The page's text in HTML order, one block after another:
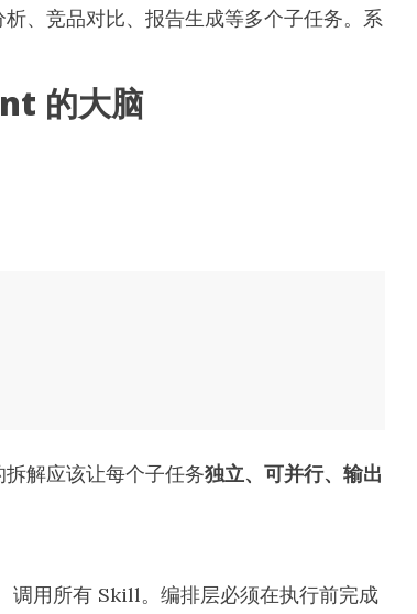
、竞品对比、报告生成等多个子任务。系
的大脑
解应该让每个子任务独立、可并行、输出
调用所有 Skill。编排层必须在执行前完成